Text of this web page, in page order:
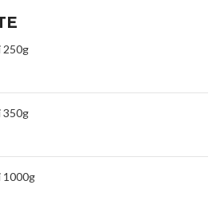
250g
350g
1000g